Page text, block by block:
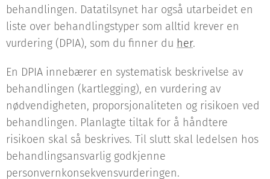
behandlingen. Datatilsynet har også utarbeidet en
liste over behandlingstyper som alltid krever en
vurdering (DPIA), som du finner du her.
En DPIA innebærer en systematisk beskrivelse av
behandlingen (kartlegging), en vurdering av
nødvendigheten, proporsjonaliteten og risikoen ved
behandlingen. Planlagte tiltak for å håndtere
risikoen skal så beskrives. Til slutt skal ledelsen hos
behandlingsansvarlig godkjenne
personvernkonsekvensvurderingen.